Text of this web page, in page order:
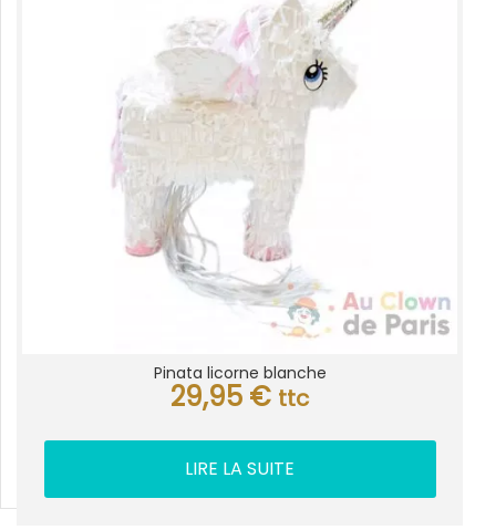
Pinata licorne blanche
29,95 € ttc
LIRE LA SUITE